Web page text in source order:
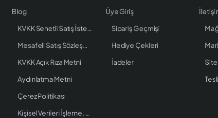
Blog
KVKK Senetli Satış İstenen Bilgiler
Mesafeli Satış Sözleşmesi
KVKK Açık Rıza Metni
Aydınlatma Metni
Çerez Politikası
Kişisel Verileri İşleme, Saklama ve İmha Politikası
Üye Giriş
Sipariş Geçmişi
Hediye Çekleri
İadeler
Site